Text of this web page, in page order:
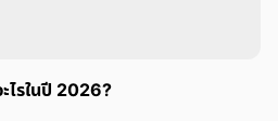
ไรในปี 2026?